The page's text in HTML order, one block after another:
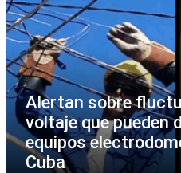
Alertan sobre
voltaje que pueden
equipos
Cuba